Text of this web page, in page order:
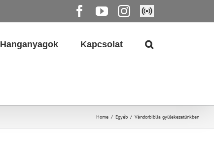
Facebook
YouTube
Instagram
Élő
közvetítés
Hanganyagok Kapcsolat
Home / Egyéb / Vándorbiblia gyülekezetünkben